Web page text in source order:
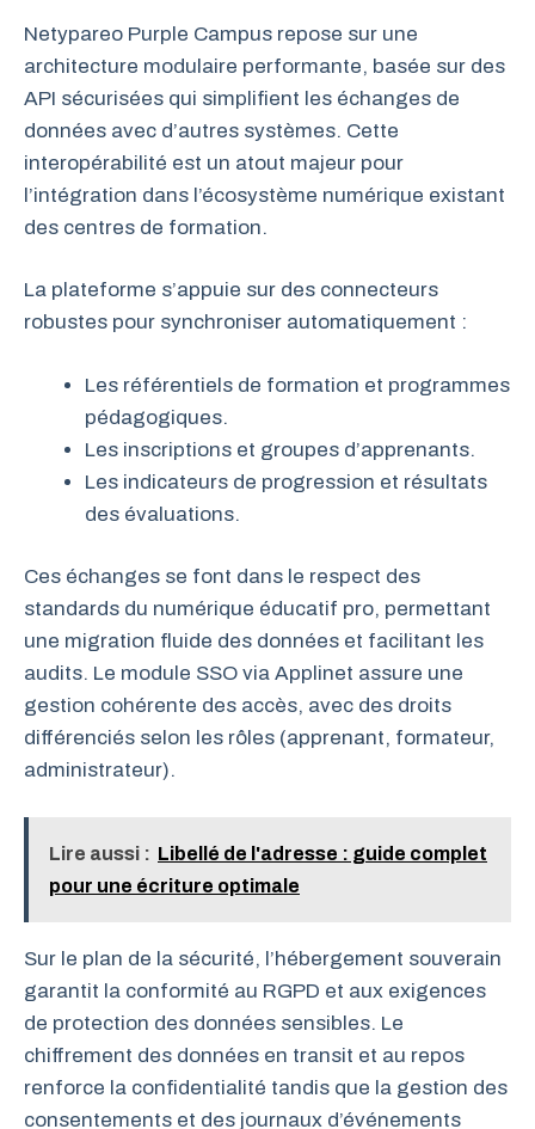
Netypareo Purple Campus repose sur une
architecture modulaire performante, basée sur des
API sécurisées qui simplifient les échanges de
données avec d’autres systèmes. Cette
interopérabilité est un atout majeur pour
l’intégration dans l’écosystème numérique existant
des centres de formation.
La plateforme s’appuie sur des connecteurs
robustes pour synchroniser automatiquement :
Les référentiels de formation et programmes
pédagogiques.
Les inscriptions et groupes d’apprenants.
Les indicateurs de progression et résultats
des évaluations.
Ces échanges se font dans le respect des
standards du numérique éducatif pro, permettant
une migration fluide des données et facilitant les
audits. Le module SSO via Applinet assure une
gestion cohérente des accès, avec des droits
différenciés selon les rôles (apprenant, formateur,
administrateur).
Lire aussi : Libellé de l'adresse : guide complet
pour une écriture optimale
Sur le plan de la sécurité, l’hébergement souverain
garantit la conformité au RGPD et aux exigences
de protection des données sensibles. Le
chiffrement des données en transit et au repos
renforce la confidentialité tandis que la gestion des
consentements et des journaux d’événements